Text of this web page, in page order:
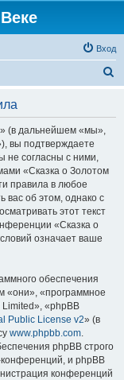
Вход
(в дальнейшем «мы»,
вы подтверждаете
не согласны с ними,
«Сказка о Золотом
правила в любое
вас об этом, однако с
этот текст
«Сказка о
означает ваше
обеспечения
«они», «программное
«phpBB
Public License v2» (в
www.phpbb.com.
phpBB строго
и phpBB
конференций